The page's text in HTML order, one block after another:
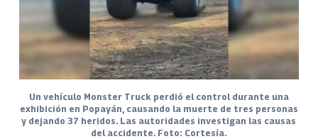
Un vehículo Monster Truck perdió el control durante una
exhibición en Popayán, causando la muerte de tres personas
y dejando 37 heridos. Las autoridades investigan las causas
del accidente. Foto: Cortesía.